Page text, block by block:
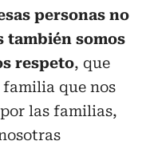
personas no
también somos
respeto, que
familia que nos
las familias,